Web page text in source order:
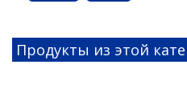
Продукты из этой